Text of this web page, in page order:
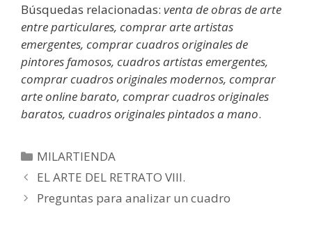
Búsquedas relacionadas: venta de obras de arte
entre particulares, comprar arte artistas
emergentes, comprar cuadros originales de
pintores famosos, cuadros artistas emergentes,
comprar cuadros originales modernos, comprar
arte online barato, comprar cuadros originales
baratos, cuadros originales pintados a mano.
MILARTIENDA
EL ARTE DEL RETRATO VIII.
Preguntas para analizar un cuadro